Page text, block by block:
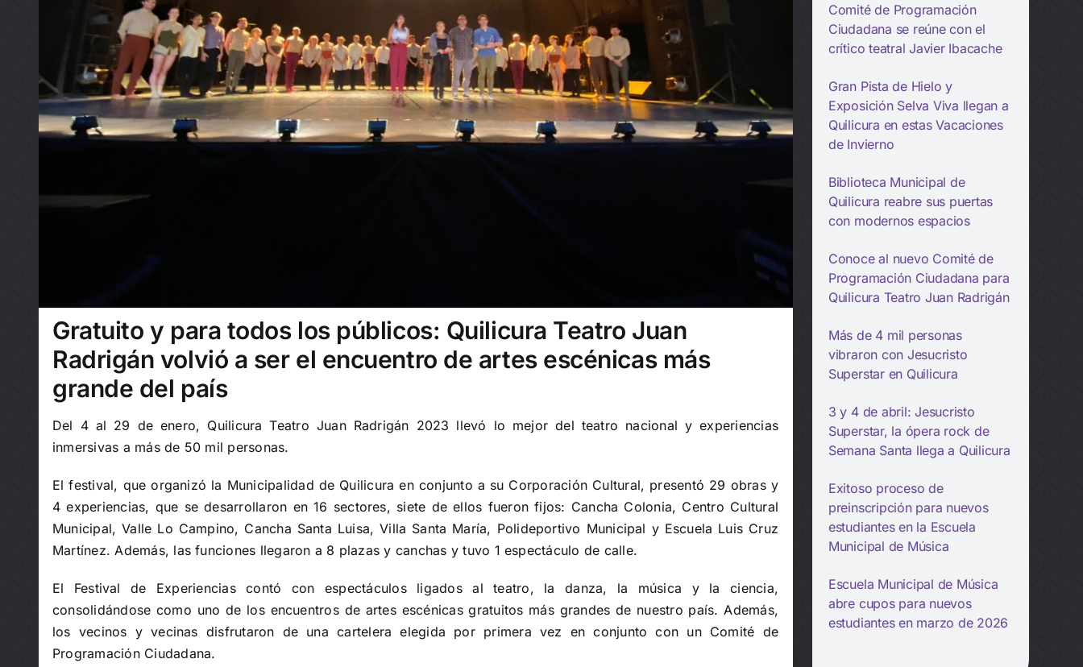
Gratuito y para todos los públicos: Quilicura Teatro Juan
Radrigán volvió a ser el encuentro de artes escénicas más
grande del país
Del 4 al 29 de enero, Quilicura Teatro Juan Radrigán 2023 llevó lo mejor del teatro nacional y experiencias
inmersivas a más de 50 mil personas.
El festival, que organizó la Municipalidad de Quilicura en conjunto a su Corporación Cultural, presentó 29 obras y
4 experiencias, que se desarrollaron en 16 sectores, siete de ellos fueron fijos: Cancha Colonia, Centro Cultural
Municipal, Valle Lo Campino, Cancha Santa Luisa, Villa Santa María, Polideportivo Municipal y Escuela Luis Cruz
Martínez. Además, las funciones llegaron a 8 plazas y canchas y tuvo 1 espectáculo de calle.
El Festival de Experiencias contó con espectáculos ligados al teatro, la danza, la música y la ciencia,
consolidándose como uno de los encuentros de artes escénicas gratuitos más grandes de nuestro país. Además,
los vecinos y vecinas disfrutaron de una cartelera elegida por primera vez en conjunto con un Comité de
Programación Ciudadana.
Comité de Programación
Ciudadana se reúne con el
crítico teatral Javier Ibacache
Gran Pista de Hielo y
Exposición Selva Viva llegan a
Quilicura en estas Vacaciones
de Invierno
Biblioteca Municipal de
Quilicura reabre sus puertas
con modernos espacios
Conoce al nuevo Comité de
Programación Ciudadana para
Quilicura Teatro Juan Radrigán
Más de 4 mil personas
vibraron con Jesucristo
Superstar en Quilicura
3 y 4 de abril: Jesucristo
Superstar, la ópera rock de
Semana Santa llega a Quilicura
Exitoso proceso de
preinscripción para nuevos
estudiantes en la Escuela
Municipal de Música
Escuela Municipal de Música
abre cupos para nuevos
estudiantes en marzo de 2026